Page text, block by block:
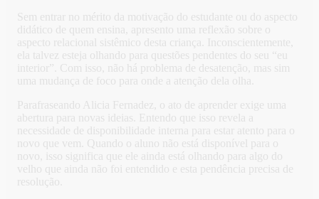
Sem entrar no mérito da motivação do estudante ou do aspecto
didático de quem ensina, apresento uma reflexão sobre o
aspecto relacional sistêmico desta criança. Inconscientemente,
ela talvez esteja olhando para questões pendentes do seu “eu
interior”. Com isso, não há problema de desatenção, mas sim
uma mudança de foco para onde a atenção dela olha.
Parafraseando Alicia Fernadez, o ato de aprender exige uma
abertura para novas ideias. Entendo que isso revela a
necessidade de disponibilidade interna para estar atento para o
novo que vem. Quando o aluno não está disponível para o
novo, isso significa que ele ainda está olhando para algo do
velho que ainda não foi entendido e esta pendência precisa de
resolução.